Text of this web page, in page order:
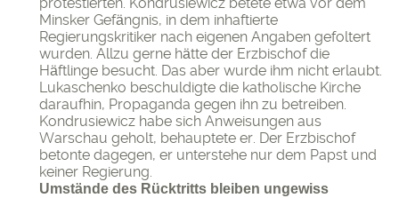
Minsker Gefängnis, in dem inhaftierte
Regierungskritiker nach eigenen Angaben gefoltert
wurden. Allzu gerne hätte der Erzbischof die
Häftlinge besucht. Das aber wurde ihm nicht erlaubt.
Lukaschenko beschuldigte die katholische Kirche
daraufhin, Propaganda gegen ihn zu betreiben.
Kondrusiewicz habe sich Anweisungen aus
Warschau geholt, behauptete er. Der Erzbischof
betonte dagegen, er unterstehe nur dem Papst und
keiner Regierung.
Umstände des Rücktritts bleiben ungewiss